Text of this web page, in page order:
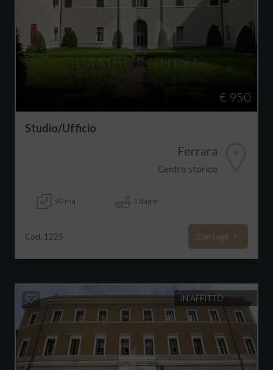
€ 950
Studio/Ufficio
Ferrara
Centro storico
90 mq 1 Bagni
Cod. 1225 Dettagli
IN AFFITTO